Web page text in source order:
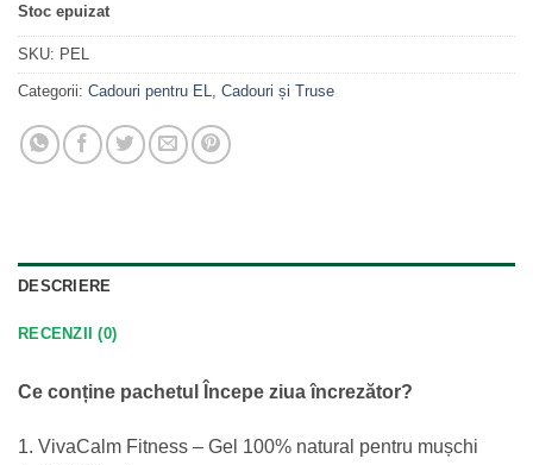
289.89 lei.
Stoc epuizat
SKU: PEL
Categorii: Cadouri pentru EL, Cadouri și Truse
DESCRIERE
RECENZII (0)
Ce conține pachetul Începe ziua încrezător?
1. VivaCalm Fitness – Gel 100% natural pentru mușchi